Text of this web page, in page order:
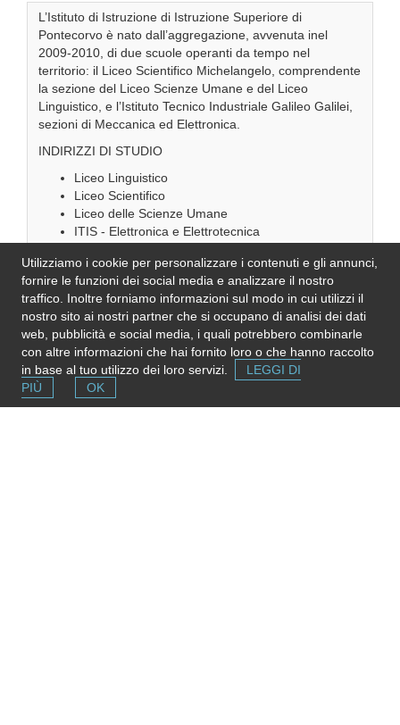
L’Istituto di Istruzione di Istruzione Superiore di
Pontecorvo è nato dall’aggregazione, avvenuta inel
2009-2010, di due scuole operanti da tempo nel
territorio: il Liceo Scientifico Michelangelo, comprendente
la sezione del Liceo Scienze Umane e del Liceo
Linguistico, e l’Istituto Tecnico Industriale Galileo Galilei,
sezioni di Meccanica ed Elettronica.
INDIRIZZI DI STUDIO
Liceo Linguistico
Liceo Scientifico
Liceo delle Scienze Umane
ITIS - Elettronica e Elettrotecnica
Se l'informazione in questa pagina non è corretta, aggiornata e
completa,inviaci una nota. Grazie!
Please note: We do not represent the above organization/service:
send any inquiry or complaint directly to it. Please do not send us
CVs or applications!
Utilizziamo i cookie per personalizzare i contenuti e gli annunci,
fornire le funzioni dei social media e analizzare il nostro
traffico. Inoltre forniamo informazioni sul modo in cui utilizzi il
nostro sito ai nostri partner che si occupano di analisi dei dati
web, pubblicità e social media, i quali potrebbero combinarle
con altre informazioni che hai fornito loro o che hanno raccolto
in base al tuo utilizzo dei loro servizi.
LEGGI DI
PIÙ
OK